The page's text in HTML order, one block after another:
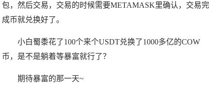
包，然后交易，交易的时候需要METAMASK里确认，交易完
成币就兑换好了。
小白蜀黍花了100个来个USDT兑换了1000多亿的COW
币，是不是躺着等暴富就行了？
期待暴富的那一天~